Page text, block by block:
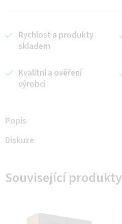
Rychlost a produkty
skladem
Kvalitní a ověření
výrobci
Popis
Diskuze
Související produkty